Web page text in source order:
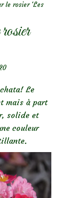
le rosier ‘Les
Le
mais à part
solide et
couleur